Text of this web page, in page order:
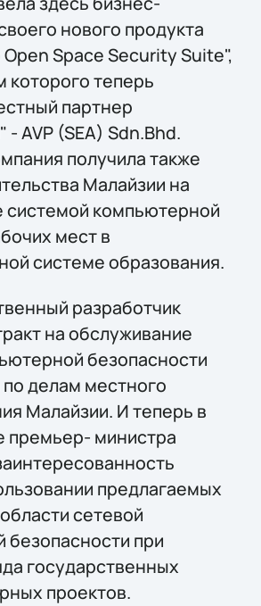
нового продукта
Space Security Suite",
теперь
партнер
AVP (SEA) Sdn.Bhd.
получила также
Малайзии на
системой компьютерной
мест в
системе образования.
разработчик
на обслуживание
безопасности
делам местного
Малайзии. И теперь в
премьер- министра
предлагаемых
сетевой
при
государственных
проектов.